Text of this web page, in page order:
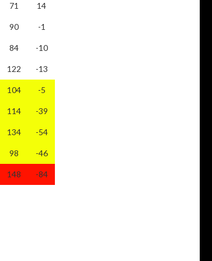
71 14
90 -1
84 -10
122 -13
104 -5
114 -39
134 -54
98 -46
148 -84